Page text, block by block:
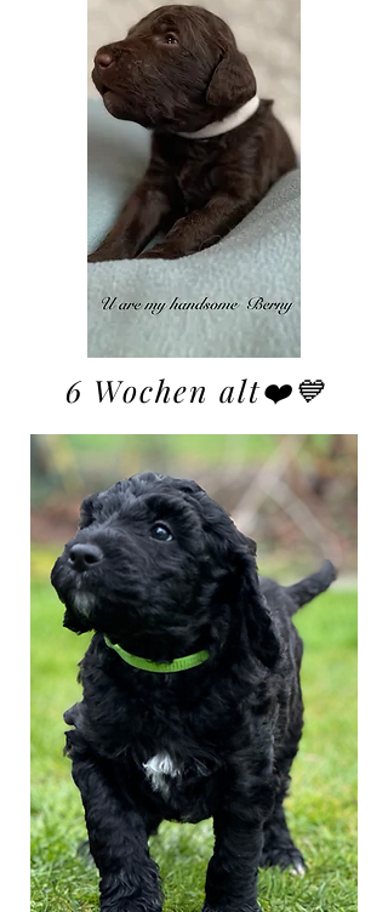
6 Wochen alt❤️💙